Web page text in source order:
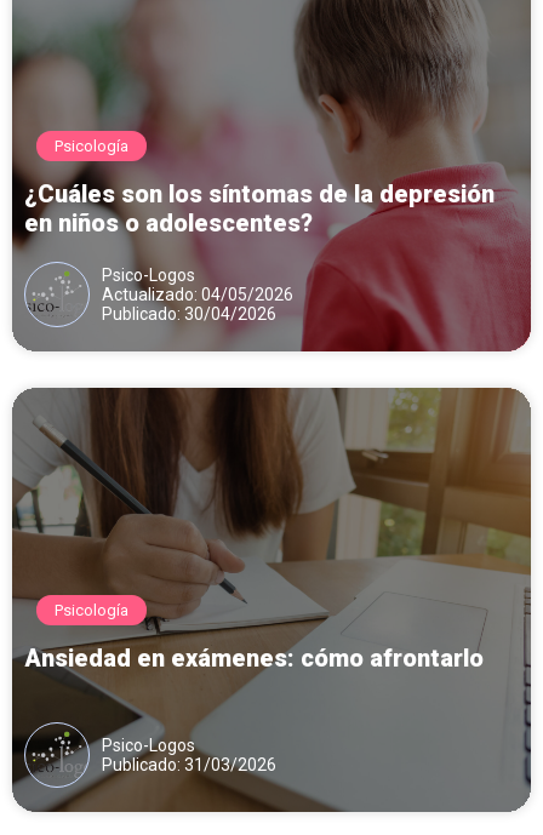
Psicología
¿Cuáles son los síntomas de la depresión
en niños o adolescentes?
Psico-Logos
Actualizado: 04/05/2026
Publicado: 30/04/2026
Psicología
Ansiedad en exámenes: cómo afrontarlo
Psico-Logos
Publicado: 31/03/2026